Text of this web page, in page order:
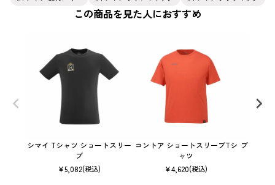
この商品を見た人におすすめ
シマイ Tシャツ ショートスリー
ブ
¥5,082(税込)
コントア ショートスリーブTシ
ャツ
¥4,620(税込)
ブリーズ